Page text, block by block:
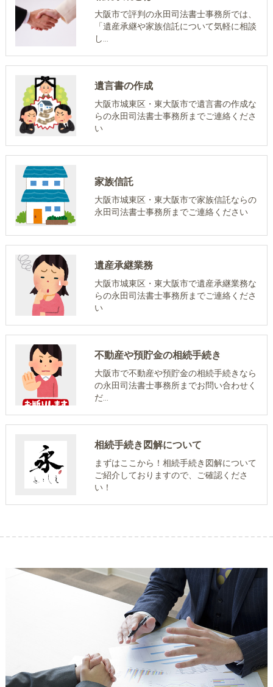
大阪市で評判の永田司法書士事務所では、
「遺産承継や家族信託について気軽に相談
し…
遺言書の作成
大阪市城東区・東大阪市で遺言書の作成な
らの永田司法書士事務所までご連絡くださ
い
家族信託
大阪市城東区・東大阪市で家族信託ならの
永田司法書士事務所までご連絡ください
遺産承継業務
大阪市城東区・東大阪市で遺産承継業務な
らの永田司法書士事務所までご連絡くださ
い
不動産や預貯金の相続手続き
大阪市で不動産や預貯金の相続手続きなら
の永田司法書士事務所までお問い合わせく
だ…
相続手続き図解について
まずはここから！相続手続き図解について
ご紹介しておりますので、ご確認くださ
い！